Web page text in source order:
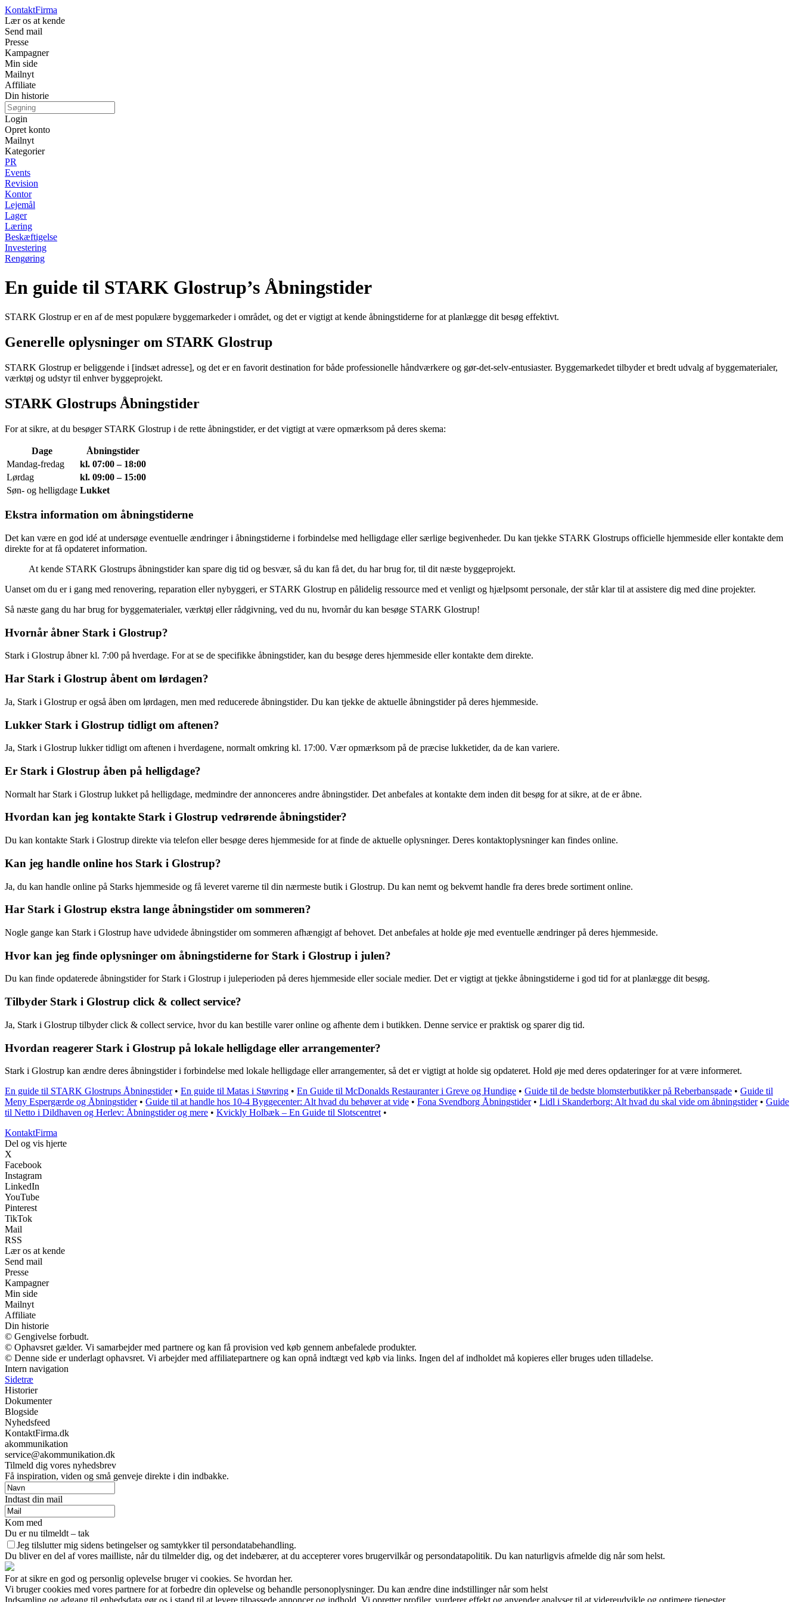
KontaktFirma
Lær os at kende
Send mail
Presse
Kampagner
Min side
Mailnyt
Affiliate
Din historie
Login
Opret konto
Mailnyt
Kategorier
PR
Events
Revision
Kontor
Lejemål
Lager
Læring
Beskæftigelse
Investering
Rengøring
En guide til STARK Glostrup’s Åbningstider
STARK Glostrup er en af de mest populære byggemarkeder i området, og det er vigtigt at kende åbningstiderne for at planlægge dit besøg effektivt.
Generelle oplysninger om STARK Glostrup
STARK Glostrup er beliggende i [indsæt adresse], og det er en favorit destination for både professionelle håndværkere og gør-det-selv-entusiaster. Byggemarkedet tilbyder et bredt udvalg af byggematerialer,
værktøj og udstyr til enhver byggeprojekt.
STARK Glostrups Åbningstider
For at sikre, at du besøger STARK Glostrup i de rette åbningstider, er det vigtigt at være opmærksom på deres skema:
Dage
Åbningstider
Mandag-fredag
kl. 07:00 – 18:00
Lørdag
kl. 09:00 – 15:00
Søn- og helligdage Lukket
Ekstra information om åbningstiderne
Det kan være en god idé at undersøge eventuelle ændringer i åbningstiderne i forbindelse med helligdage eller særlige begivenheder. Du kan tjekke STARK Glostrups officielle hjemmeside eller kontakte dem
direkte for at få opdateret information.
At kende STARK Glostrups åbningstider kan spare dig tid og besvær, så du kan få det, du har brug for, til dit næste byggeprojekt.
Uanset om du er i gang med renovering, reparation eller nybyggeri, er STARK Glostrup en pålidelig ressource med et venligt og hjælpsomt personale, der står klar til at assistere dig med dine projekter.
Så næste gang du har brug for byggematerialer, værktøj eller rådgivning, ved du nu, hvornår du kan besøge STARK Glostrup!
Hvornår åbner Stark i Glostrup?
Stark i Glostrup åbner kl. 7:00 på hverdage. For at se de specifikke åbningstider, kan du besøge deres hjemmeside eller kontakte dem direkte.
Har Stark i Glostrup åbent om lørdagen?
Ja, Stark i Glostrup er også åben om lørdagen, men med reducerede åbningstider. Du kan tjekke de aktuelle åbningstider på deres hjemmeside.
Lukker Stark i Glostrup tidligt om aftenen?
Ja, Stark i Glostrup lukker tidligt om aftenen i hverdagene, normalt omkring kl. 17:00. Vær opmærksom på de præcise lukketider, da de kan variere.
Er Stark i Glostrup åben på helligdage?
Normalt har Stark i Glostrup lukket på helligdage, medmindre der annonceres andre åbningstider. Det anbefales at kontakte dem inden dit besøg for at sikre, at de er åbne.
Hvordan kan jeg kontakte Stark i Glostrup vedrørende åbningstider?
Du kan kontakte Stark i Glostrup direkte via telefon eller besøge deres hjemmeside for at finde de aktuelle oplysninger. Deres kontaktoplysninger kan findes online.
Kan jeg handle online hos Stark i Glostrup?
Ja, du kan handle online på Starks hjemmeside og få leveret varerne til din nærmeste butik i Glostrup. Du kan nemt og bekvemt handle fra deres brede sortiment online.
Har Stark i Glostrup ekstra lange åbningstider om sommeren?
Nogle gange kan Stark i Glostrup have udvidede åbningstider om sommeren afhængigt af behovet. Det anbefales at holde øje med eventuelle ændringer på deres hjemmeside.
Hvor kan jeg finde oplysninger om åbningstiderne for Stark i Glostrup i julen?
Du kan finde opdaterede åbningstider for Stark i Glostrup i juleperioden på deres hjemmeside eller sociale medier. Det er vigtigt at tjekke åbningstiderne i god tid for at planlægge dit besøg.
Tilbyder Stark i Glostrup click & collect service?
Ja, Stark i Glostrup tilbyder click & collect service, hvor du kan bestille varer online og afhente dem i butikken. Denne service er praktisk og sparer dig tid.
Hvordan reagerer Stark i Glostrup på lokale helligdage eller arrangementer?
Stark i Glostrup kan ændre deres åbningstider i forbindelse med lokale helligdage eller arrangementer, så det er vigtigt at holde sig opdateret. Hold øje med deres opdateringer for at være informeret.
En guide til STARK Glostrups Åbningstider• En guide til Matas i Støvring • En Guide til McDonalds Restauranter i Greve og Hundige • Guide til de bedste blomsterbutikker på Reberbansgade • Guide til
Meny Espergærde og Åbningstider• Guide til at handle hos 10-4 Byggecenter: Alt hvad du behøver at vide • Fona Svendborg Åbningstider• Lidl i Skanderborg: Alt hvad du skal vide om åbningstider• Guide
til Netto i Dildhaven og Herlev: Åbningstider og mere • Kvickly Holbæk – En Guide til Slotscentret •
KontaktFirma
Del og vis hjerte
X
Facebook
Instagram
LinkedIn
YouTube
Pinterest
TikTok
Mail
RSS
Lær os at kende
Send mail
Presse
Kampagner
Min side
Mailnyt
Affiliate
Din historie
© Gengivelse forbudt.
© Ophavsret gælder. Vi samarbejder med partnere og kan få provision ved køb gennem anbefalede produkter.
© Denne side er underlagt ophavsret. Vi arbejder med affiliatepartnere og kan opnå indtægt ved køb via links. Ingen del af indholdet må kopieres eller bruges uden tilladelse.
Intern navigation
Sidetræ
Historier
Dokumenter
Blogside
Nyhedsfeed
KontaktFirma.dk
akommunikation
service@akommunikation.dk
Tilmeld dig vores nyhedsbrev
Få inspiration, viden og små genveje direkte i din indbakke.
Indtast din mail
Kom med
Du er nu tilmeldt – tak
Jeg tilslutter mig sidens betingelser og samtykker til persondatabehandling.
Du bliver en del af vores mailliste, når du tilmelder dig, og det indebærer, at du accepterer vores brugervilkår og persondatapolitik. Du kan naturligvis afmelde dig når som helst.
For at sikre en god og personlig oplevelse bruger vi cookies. Se hvordan her.
Vi bruger cookies med vores partnere for at forbedre din oplevelse og behandle personoplysninger. Du kan ændre dine indstillinger når som helst